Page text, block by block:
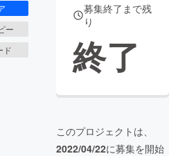
ー
ド
募集終了まで残
り
終了
このプロジェクトは、
2022/04/22に募集を開始